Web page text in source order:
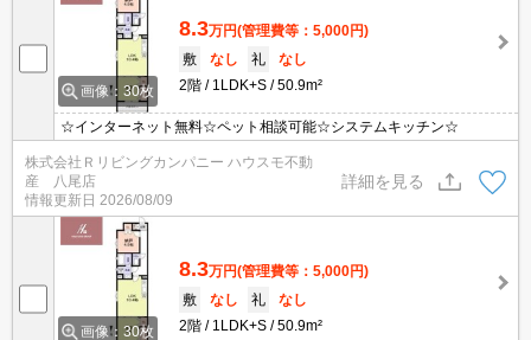
画像：30枚
8.3万円(管理費等：5,000円)
敷
なし 礼
なし
2階
1LDK+S 50.9m²
☆インターネット無料☆ペット相談可能☆システムキッチン☆
株式会社Ｒリビングカンパニー ハウスモ不動
産 八尾店
情報更新日 2026/08/09
詳細を見る
画像：30枚
8.3万円(管理費等：5,000円)
敷
なし 礼
なし
2階
1LDK+S 50.9m²